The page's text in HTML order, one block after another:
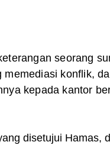
seorang
memediasi konflik,
kepada kantor
disetujui Hamas,